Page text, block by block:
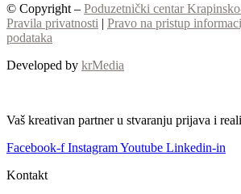
© Copyright – Poduzetnički centar
Pravila privatnosti | Pravo na pristup
podataka
Developed by krMedia
Vaš kreativan partner u stvaranju prijava i
Facebook-f InstagramYoutube Linkedin-in
Kontakt